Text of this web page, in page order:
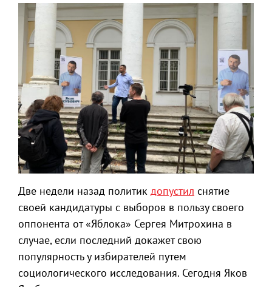
Две недели назад политик допустил снятие
своей кандидатуры с выборов в пользу своего
оппонента от «Яблока» Сергея Митрохина в
случае, если последний докажет свою
популярность у избирателей путем
социологического исследования. Сегодня Яков